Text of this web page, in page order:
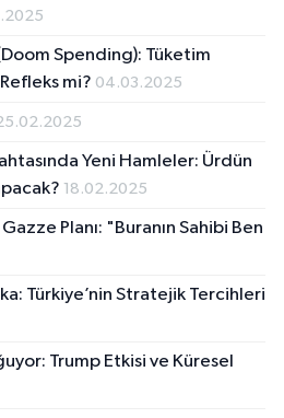
Spending): Tüketim
Refleks mi? 04.03.2025
Yeni Hamleler: Ürdün
18.02.2025
Planı: "Buranın Sahibi Ben
Türkiye’nin Stratejik Tercihleri
Trump Etkisi ve Küresel